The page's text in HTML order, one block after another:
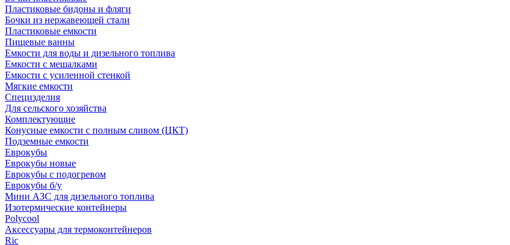
Пластиковые бидоны и фляги
Бочки из нержавеющей стали
Пластиковые емкости
Пищевые ванны
Емкости для воды и дизельного топлива
Емкости с мешалками
Емкости с усиленной стенкой
Мягкие емкости
Специзделия
Для сельского хозяйства
Комплектующие
Конусные емкости с полным сливом (ЦКТ)
Подземные емкости
Еврокубы
Еврокубы новые
Еврокубы с подогревом
Еврокубы б/у
Мини АЗС для дизельного топлива
Изотермические контейнеры
Polycool
Аксессуары для термоконтейнеров
Ric